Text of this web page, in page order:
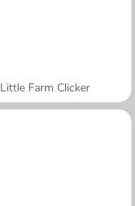
Little Farm Clicker